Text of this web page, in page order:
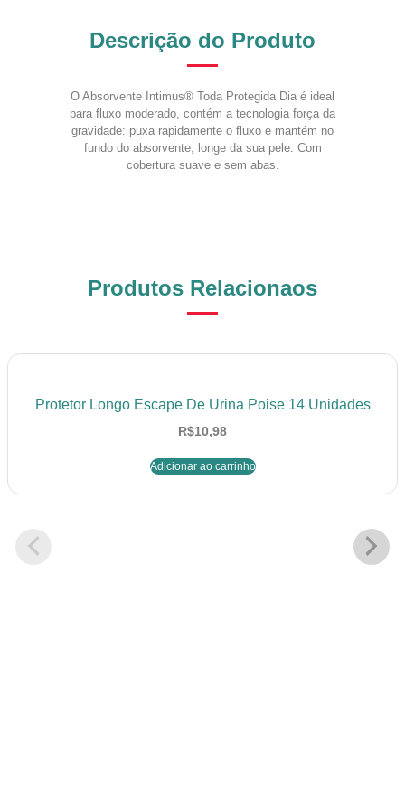
Descrição do Produto
O Absorvente Intimus® Toda Protegida Dia é ideal
para fluxo moderado, contém a tecnologia força da
gravidade: puxa rapidamente o fluxo e mantém no
fundo do absorvente, longe da sua pele. Com
cobertura suave e sem abas.
Produtos Relacionaos
Protetor Longo Escape De Urina Poise 14 Unidades
R$10,98
Adicionar ao carrinho